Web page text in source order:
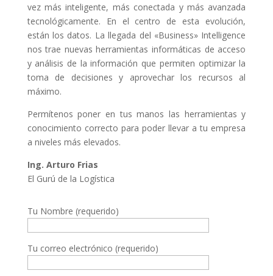
vez más inteligente, más conectada y más avanzada
tecnológicamente. En el centro de esta evolución,
están los datos. La llegada del «Business» Intelligence
nos trae nuevas herramientas informáticas de acceso
y análisis de la información que permiten optimizar la
toma de decisiones y aprovechar los recursos al
máximo.
Permítenos poner en tus manos las herramientas y
conocimiento correcto para poder llevar a tu empresa
a niveles más elevados.
Ing. Arturo Frias
El Gurú de la Logística
Tu Nombre (requerido)
Tu correo electrónico (requerido)